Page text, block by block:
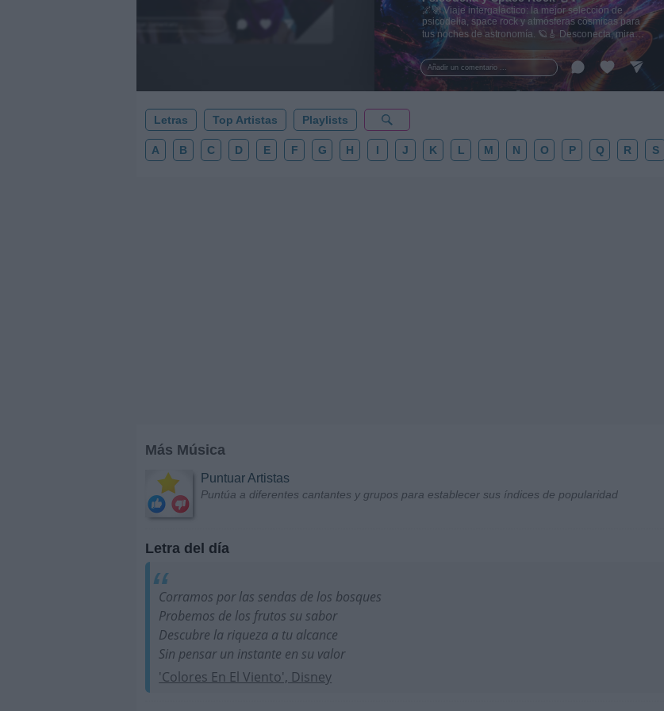
Añadir un comentario ...
🌌🚀 Viaje intergaláctico: la mejor selección de
psicodelia, space rock y atmósferas cósmicas para
tus noches de astronomía. 🪐🎸 Desconecta, mira
al firmamento y siente la gravedad cero. 💾 ¡Guarda
esta colección para tu próxima noche estrellada!
✨⭐
Letras Top Artistas Playlists
A B C D E F G H I J K L M N O P Q R S
Más Música
Puntuar Artistas
Puntúa a diferentes cantantes y grupos para establecer sus índices de popularidad
Letra del día
Corramos por las sendas de los bosques
Probemos de los frutos su sabor
Descubre la riqueza a tu alcance
Sin pensar un instante en su valor
'Colores En El Viento', Disney